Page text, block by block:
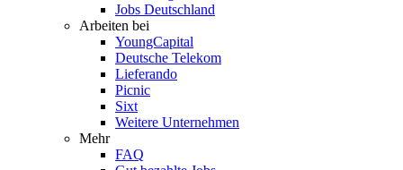
Jobs Deutschland
Arbeiten bei
YoungCapital
Deutsche Telekom
Lieferando
Picnic
Sixt
Weitere Unternehmen
Mehr
FAQ